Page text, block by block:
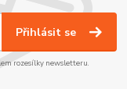
Přihlásit se
rozesílky newsletteru.